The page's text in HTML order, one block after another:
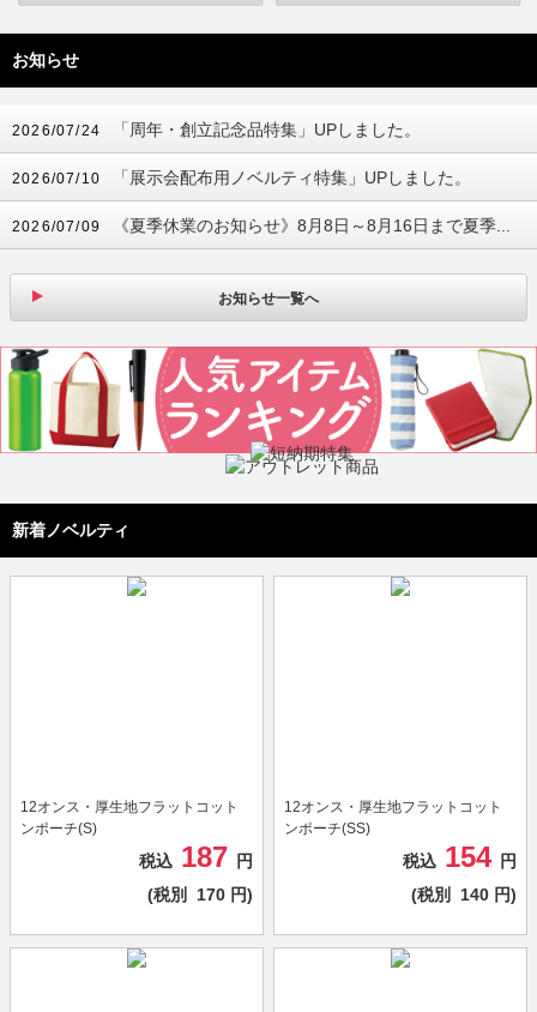
お知らせ
2026/07/24 「周年・創立記念品特集」UPしました。
2026/07/10 「展示会配布用ノベルティ特集」UPしました。
2026/07/09 《夏季休業のお知らせ》8月8日～8月16日まで夏季...
お知らせ一覧へ
新着ノベルティ
12オンス・厚生地フラットコット
ンポーチ(S)
税込187
円
(税別
170 円)
12オンス・厚生地フラットコット
ンポーチ(SS)
税込154 円
(税別
140 円)